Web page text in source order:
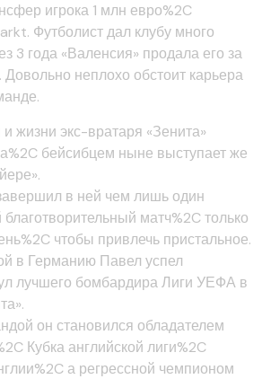
игрока 1 млн евро%2C
Футболист дал клубу много
3 года «Валенсия» продала его за
неплохо обстоит карьера
жизни экс-вратаря «Зенита»
бейсибцем ныне выступает же
в ней чем лишь один
матч%2C только
чтобы привлечь пристальное.
в Германию Павел успел
лучшего бомбардира Лиги УЕФА в
он становился обладателем
Кубка английской лиги%2C
а регрессной чемпионом